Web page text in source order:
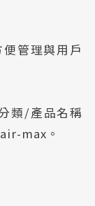
管理與用戶
類/產品名稱
max。